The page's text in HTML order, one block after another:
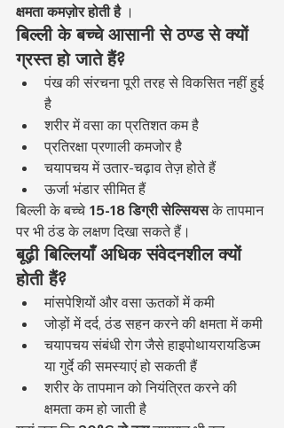
क्षमता कमज़ोर होती है ।
बिल्ली के बच्चे आसानी से ठण्ड से क्यों
ग्रस्त हो जाते हैं?
पंख की संरचना पूरी तरह से विकसित नहीं हुई
है
शरीर में वसा का प्रतिशत कम है
प्रतिरक्षा प्रणाली कमजोर है
चयापचय में उतार-चढ़ाव तेज़ होते हैं
ऊर्जा भंडार सीमित हैं
बिल्ली के बच्चे 15-18 डिग्री सेल्सियस के तापमान
पर भी ठंड के लक्षण दिखा सकते हैं।
बूढ़ी बिल्लियाँ अधिक संवेदनशील क्यों
होती हैं?
मांसपेशियों और वसा ऊतकों में कमी
जोड़ों में दर्द, ठंड सहन करने की क्षमता में कमी
चयापचय संबंधी रोग जैसे हाइपोथायरायडिज्म
या गुर्दे की समस्याएं हो सकती हैं
शरीर के तापमान को नियंत्रित करने की
क्षमता कम हो जाती है